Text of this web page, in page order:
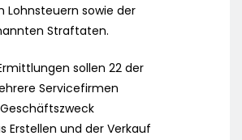
Lohnsteuern sowie der
Straftaten.
sollen 22 der
Servicefirmen
Erstellen und der Verkauf